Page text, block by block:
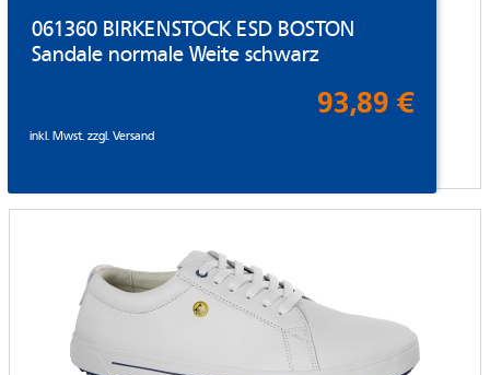
061360 BIRKENSTOCK ESD BOSTON
Sandale normale Weite schwarz
93,89 €
inkl. Mwst. zzgl.Versand